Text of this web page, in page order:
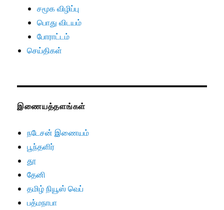
சமூக விழிப்பு
பொது விடயம்
போராட்டம்
செய்திகள்
இணையத்தளங்கள்
நடேசன் இணையம்
பூந்தளிர்
தூ
தேனி
தமிழ் நியூஸ் வெப்
பத்மநாபா